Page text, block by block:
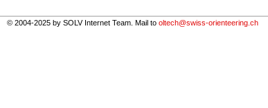
© 2004-2025 by SOLV Internet Team. Mail to oltech@swiss-orienteering.ch